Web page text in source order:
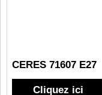
CERES 71607 E27
Cliquez ici